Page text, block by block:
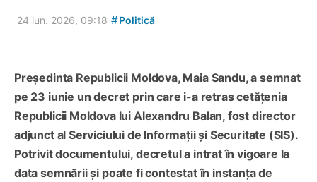
24 iun. 2026, 09:18 #Politică
Președinta Republicii Moldova, Maia Sandu, a semnat
pe 23 iunie un decret prin care i-a retras cetățenia
Republicii Moldova lui Alexandru Balan, fost director
adjunct al Serviciului de Informații și Securitate (SIS).
Potrivit documentului, decretul a intrat în vigoare la
data semnării și poate fi contestat în instanța de